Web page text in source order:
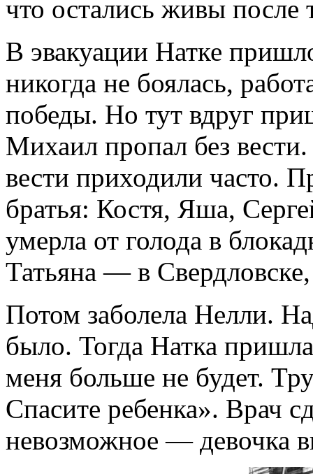
что остались живы после
В эвакуации Натке
никогда не боялась,
победы. Но тут вдруг
Михаил пропал без
вести приходили часто.
братья: Костя, Яша,
умерла от голода в
Татьяна — в
Потом заболела Нелли.
было. Тогда Натка
меня больше не будет.
Спасите ребенка». Врач
невозможное — девочка